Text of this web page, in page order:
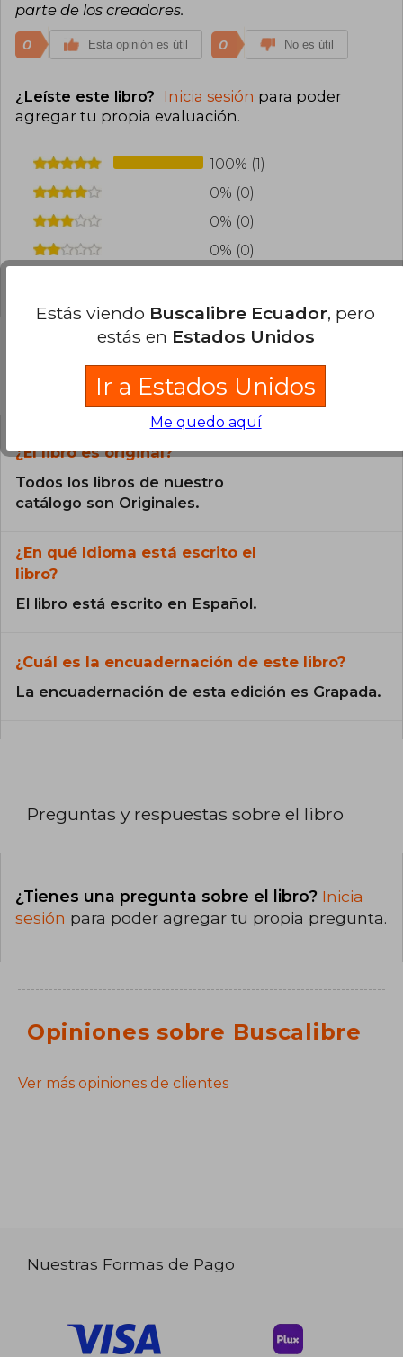
parte de los creadores.
0 Esta opinión es útil 0 No es útil
¿Leíste este libro? Inicia sesión para poder
agregar tu propia evaluación.
100% (1)
0% (0)
0% (0)
0% (0)
Preguntas frecuentes sobre el libro
¿El libro es original?
Todos los libros de nuestro
catálogo son Originales.
¿En qué Idioma está escrito el
libro?
El libro está escrito en Español.
¿Cuál es la encuadernación de este libro?
La encuadernación de esta edición es Grapada.
Preguntas y respuestas sobre el libro
¿Tienes una pregunta sobre el libro? Inicia
sesión para poder agregar tu propia pregunta.
Opiniones sobre Buscalibre
Ver más opiniones de clientes
Nuestras Formas de Pago
Estás viendo Buscalibre Ecuador, pero
estás en Estados Unidos
Ir a Estados Unidos
Me quedo aquí